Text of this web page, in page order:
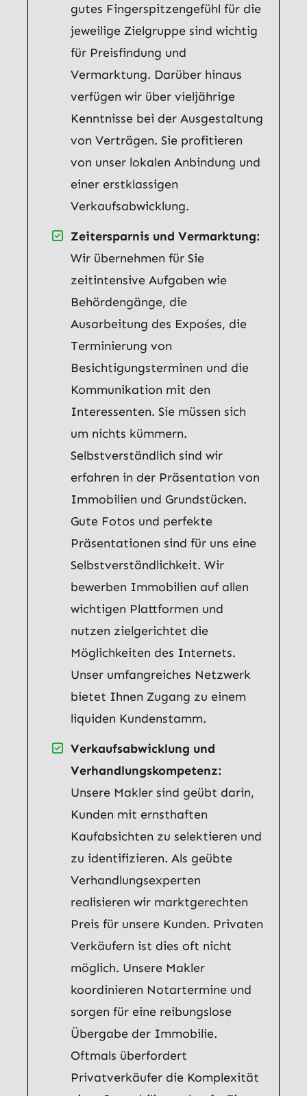
gutes Fingerspitzengefühl für die
jeweilige Zielgruppe sind wichtig
für Preisfindung und
Vermarktung. Darüber hinaus
verfügen wir über vieljährige
Kenntnisse bei der Ausgestaltung
von Verträgen. Sie profitieren
von unser lokalen Anbindung und
einer erstklassigen
Verkaufsabwicklung.
Zeitersparnis und Vermarktung:
Wir übernehmen für Sie
zeitintensive Aufgaben wie
Behördengänge, die
Ausarbeitung des Expośes, die
Terminierung von
Besichtigungsterminen und die
Kommunikation mit den
Interessenten. Sie müssen sich
um nichts kümmern.
Selbstverständlich sind wir
erfahren in der Präsentation von
Immobilien und Grundstücken.
Gute Fotos und perfekte
Präsentationen sind für uns eine
Selbstverständlichkeit. Wir
bewerben Immobilien auf allen
wichtigen Plattformen und
nutzen zielgerichtet die
Möglichkeiten des Internets.
Unser umfangreiches Netzwerk
bietet Ihnen Zugang zu einem
liquiden Kundenstamm.
Verkaufsabwicklung und
Verhandlungskompetenz:
Unsere Makler sind geübt darin,
Kunden mit ernsthaften
Kaufabsichten zu selektieren und
zu identifizieren. Als geübte
Verhandlungsexperten
realisieren wir marktgerechten
Preis für unsere Kunden. Privaten
Verkäufern ist dies oft nicht
möglich. Unsere Makler
koordinieren Notartermine und
sorgen für eine reibungslose
Übergabe der Immobilie.
Oftmals überfordert
Privatverkäufer die Komplexität